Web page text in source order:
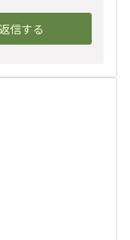
返信する